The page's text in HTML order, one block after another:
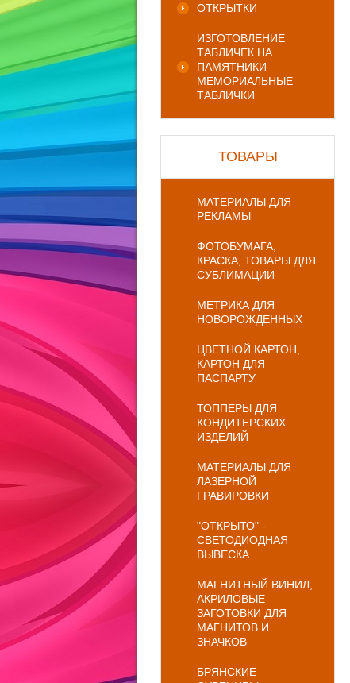
ОТКРЫТКИ
ИЗГОТОВЛЕНИЕ
ТАБЛИЧЕК НА
ПАМЯТНИКИ
МЕМОРИАЛЬНЫЕ
ТАБЛИЧКИ
ТОВАРЫ
МАТЕРИАЛЫ ДЛЯ
РЕКЛАМЫ
ФОТОБУМАГА,
КРАСКА, ТОВАРЫ ДЛЯ
СУБЛИМАЦИИ
МЕТРИКА ДЛЯ
НОВОРОЖДЕННЫХ
ЦВЕТНОЙ КАРТОН,
КАРТОН ДЛЯ
ПАСПАРТУ
ТОППЕРЫ ДЛЯ
КОНДИТЕРСКИХ
ИЗДЕЛИЙ
МАТЕРИАЛЫ ДЛЯ
ЛАЗЕРНОЙ
ГРАВИРОВКИ
"ОТКРЫТО" -
СВЕТОДИОДНАЯ
ВЫВЕСКА
МАГНИТНЫЙ ВИНИЛ,
АКРИЛОВЫЕ
ЗАГОТОВКИ ДЛЯ
МАГНИТОВ И
ЗНАЧКОВ
БРЯНСКИЕ